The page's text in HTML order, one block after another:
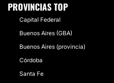
PROVINCIAS TOP
Capital Federal
Buenos Aires (GBA)
Buenos Aires (provincia)
Córdoba
Santa Fe